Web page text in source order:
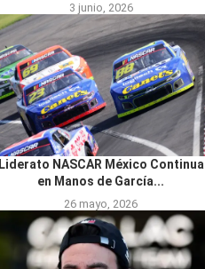
3 junio, 2026
Liderato NASCAR México Continua
en Manos de García...
26 mayo, 2026